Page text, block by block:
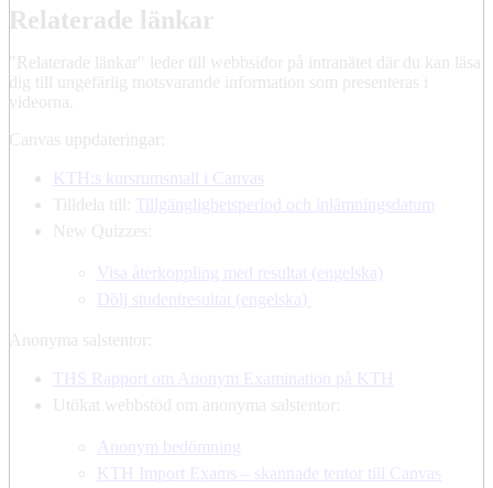
Relaterade länkar
"Relaterade länkar" leder till webbsidor på intranätet där du kan läsa
dig till ungefärlig motsvarande information som presenteras i
videorna.
Canvas uppdateringar:
KTH:s kursrumsmall i Canvas
Tilldela till:
Tillgänglighetsperiod och inlämningsdatum
New Quizzes:
Visa återkoppling med resultat (engelska)
Dölj studentresultat (engelska)
Anonyma salstentor:
THS Rapport om Anonym Examination på KTH
Utökat webbstöd om anonyma salstentor:
Anonym bedömning
KTH Import Exams – skannade tentor till Canvas